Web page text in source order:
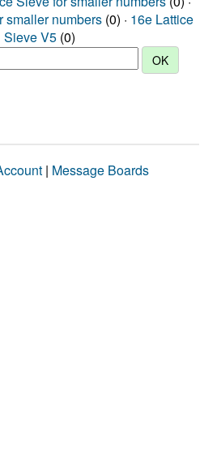
smaller numbers (0) · 16e Lattice
Sieve V5 (0)
| Message Boards